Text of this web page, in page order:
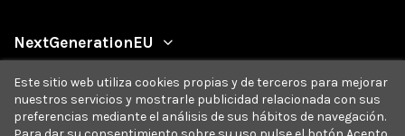
NextGenerationEU
Este sitio web utiliza cookies propias y de terceros para mejorar
nuestros servicios y mostrarle publicidad relacionada con sus
preferencias mediante el análisis de sus hábitos de navegación.